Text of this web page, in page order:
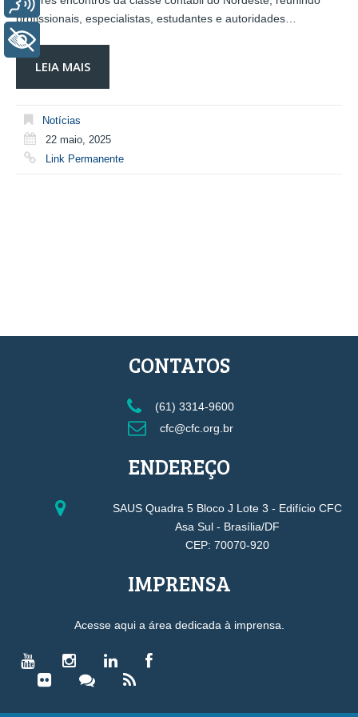
profissionais, especialistas, estudantes e autoridades…
LEIA MAIS
Notícias
22 maio, 2025
Link Permanente
CONTATOS
(61) 3314-9600
cfc@cfc.org.br
ENDEREÇO
SAUS Quadra 5 Bloco J Lote 3 - Edifício CFC
Asa Sul - Brasília/DF
CEP: 70070-920
IMPRENSA
Acesse aqui a área dedicada à imprensa.